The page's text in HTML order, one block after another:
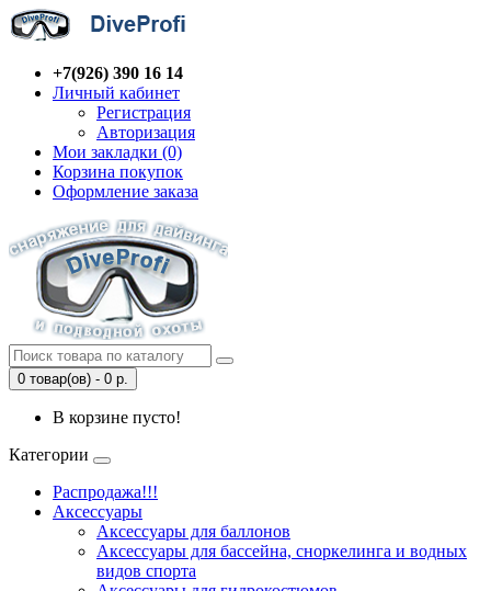
+7(926) 390 16 14
Личный кабинет
Регистрация
Авторизация
Мои закладки (0)
Корзина покупок
Оформление заказа
0 товар(ов) - 0 р.
В корзине пусто!
Категории
Распродажа!!!
Аксессуары
Аксессуары для баллонов
Аксессуары для бассейна, сноркелинга и водных
видов спорта